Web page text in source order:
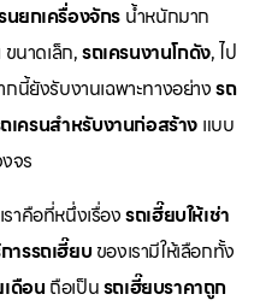
นยกเครื่องจักร น้ำหนักมาก
ขนาดเล็ก,รถเครนงานโกดัง, ไป
นี้ยังรับงานเฉพาะทางอย่างรถ
เครนสำหรับงานก่อสร้าง แบบ
จร
าคือที่หนึ่งเรื่องรถเฮี๊ยบให้เช่า
ารรถเฮี๊ยบ ของเรามีให้เลือกทั้ง
ดือนถือเป็นรถเฮี๊ยบราคาถูก